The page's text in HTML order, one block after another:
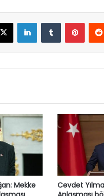
X LinkedInTumblr
Mekke
Cevdet